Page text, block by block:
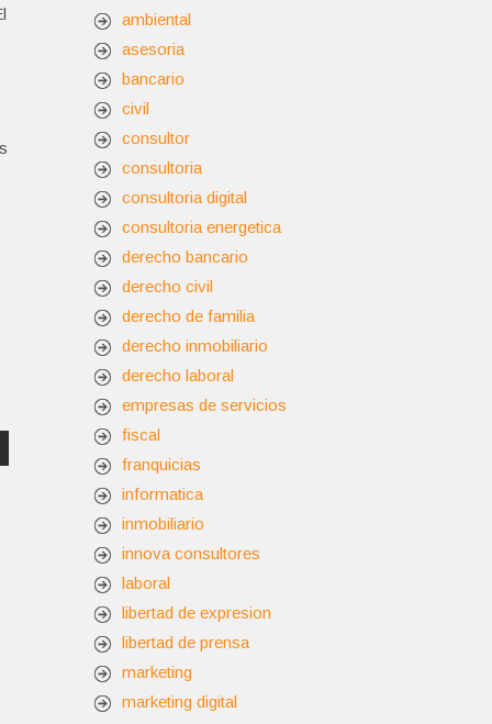
ambiental
asesoria
bancario
civil
consultor
consultoria
consultoria digital
consultoria energetica
derecho bancario
derecho civil
derecho de familia
derecho inmobiliario
derecho laboral
empresas de servicios
fiscal
franquicias
informatica
inmobiliario
innova consultores
laboral
libertad de expresion
libertad de prensa
marketing
marketing digital